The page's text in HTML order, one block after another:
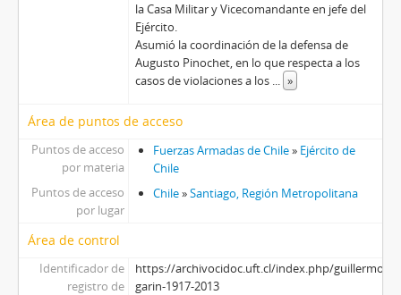
la Casa Militar y Vicecomandante en jefe del
Ejército.
Asumió la coordinación de la defensa de
Augusto Pinochet, en lo que respecta a los
casos de violaciones a los ... »
Área de puntos de acceso
Puntos de acceso
por materia
Fuerzas Armadas de Chile» Ejército de
Chile
Puntos de acceso
por lugar
Chile»Santiago, Región Metropolitana
Área de control
Identificador de
registro de
https://archivocidoc.uft.cl/index.php/guillermo-
garin-1917-2013